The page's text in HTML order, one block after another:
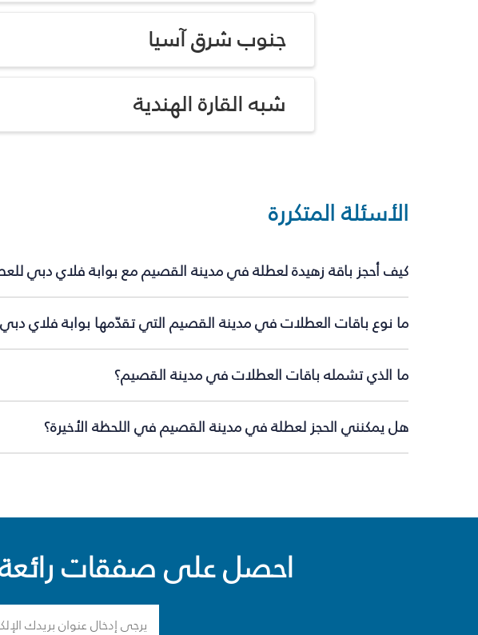
جنوب شرق آسيا
شبه القارة الهندية
الأسئلة المتكررة
كيف أحجز باقة زهيدة لعطلة في مدينة القصيم مع بوابة فلاي دبي
ما نوع باقات العطلات في مدينة القصيم التي تقدّمها بوابة فلاي
ما الذي تشمله باقات العطلات في مدينة القصيم؟
هل يمكنني الحجز لعطلة في مدينة القصيم في اللحظة الأخيرة؟
احصل على صفقات